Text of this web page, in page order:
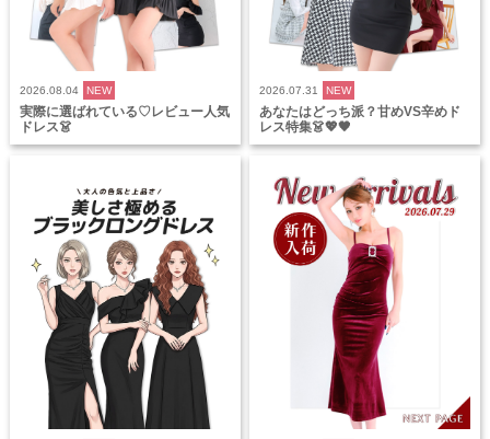
2026.08.04 NEW
実際に選ばれている♡レビュー人気
ドレス👗
2026.07.31 NEW
あなたはどっち派？甘めVS辛めド
レス特集👗💖🖤